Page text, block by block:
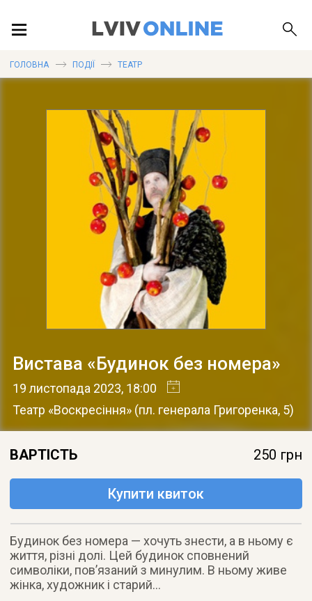
ПУБЛІКАЦІЇ
ГОЛОВНА ПОДІЇ ТЕАТР
Вистава «Будинок без номера»
19 листопада 2023, 18:00
Театр «Воскресіння» (пл. генерала Григоренка, 5)
ВАРТІСТЬ 250 грн
Купити квиток
Будинок без номера — хочуть знести, а в ньому є
життя, різні долі. Цей будинок сповнений
символіки, пов’язаний з минулим. В ньому живе
жінка, художник і старий…